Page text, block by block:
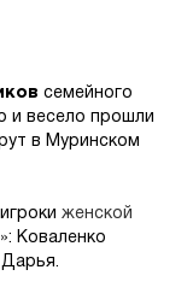
семейного
весело прошли
в Муринском
женской
: Коваленко
Дарья.